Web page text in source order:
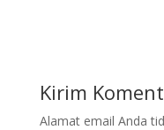
Kirim
Alamat email Anda